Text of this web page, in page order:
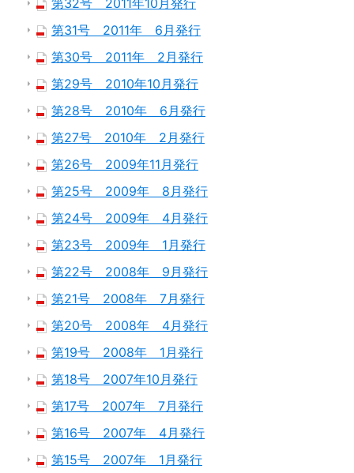
第31号 2011年 6月発行
第30号 2011年 2月発行
第29号 2010年10月発行
第28号 2010年 6月発行
第27号 2010年 2月発行
第26号 2009年11月発行
第25号 2009年 8月発行
第24号 2009年 4月発行
第23号 2009年 1月発行
第22号 2008年 9月発行
第21号 2008年 7月発行
第20号 2008年 4月発行
第19号 2008年 1月発行
第18号 2007年10月発行
第17号 2007年 7月発行
第16号 2007年 4月発行
第15号 2007年 1月発行